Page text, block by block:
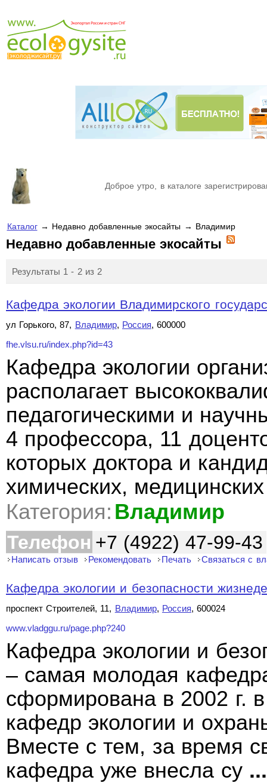
Доброе утро, в каталоге
Каталог→ Недавно добавленные экосайты → Владимир
Недавно добавленные экосайты
Результаты 1 - 2 из 2
Кафедра экологии Владимирского
ул Горького, 87, Владимир, Россия, 600000
fhe.vlsu.ru/index.php?id=43
Кафедра экологии
располагает
педагогическими и
4 профессора, 11
которых доктора и
химических,
Категория: Владимир
Телефон +7 (4922) 47-99-43
Написать отзыв Рекомендовать Печать Связаться с
Кафедра экологии и безопасности
проспект Строителей, 11, Владимир, Россия, 600024
www.vladggu.ru/page.php?240
Кафедра экологии и
– самая молодая
сформирована в 2002 г.
кафедр экологии и
Вместе с тем, за время
кафедра уже внесла су ...